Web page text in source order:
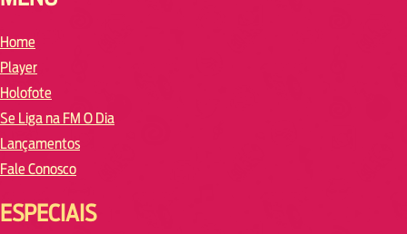
Home
Player
Holofote
Se Liga na FM O Dia
Lançamentos
Fale Conosco
ESPECIAIS